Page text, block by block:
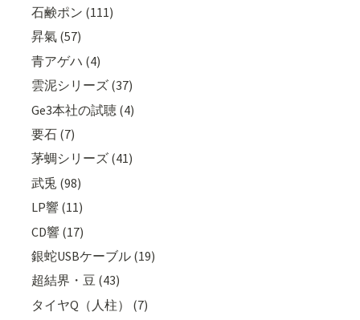
石鹸ポン (111)
昇氣 (57)
青アゲハ (4)
雲泥シリーズ (37)
Ge3本社の試聴 (4)
要石 (7)
茅蜩シリーズ (41)
武兎 (98)
LP響 (11)
CD響 (17)
銀蛇USBケーブル (19)
超結界・豆 (43)
タイヤQ（人柱） (7)